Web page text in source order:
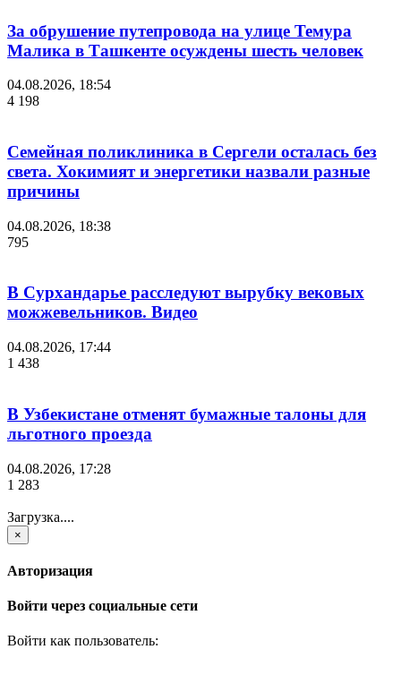
За обрушение путепровода на улице Темура
Малика в Ташкенте осуждены шесть человек
04.08.2026, 18:54
4 198
Семейная поликлиника в Сергели осталась без
света. Хокимият и энергетики назвали разные
причины
04.08.2026, 18:38
795
В Сурхандарье расследуют вырубку вековых
можжевельников. Видео
04.08.2026, 17:44
1 438
В Узбекистане отменят бумажные талоны для
льготного проезда
04.08.2026, 17:28
1 283
Загрузка....
×
Авторизация
Войти через социальные сети
Войти как пользователь: